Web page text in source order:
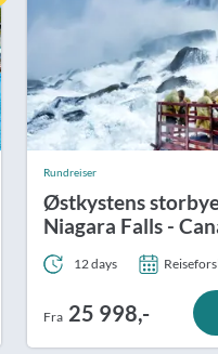
Rundreiser
Østkystens
Niagara Falls -
12 days
Fra 25 998,-